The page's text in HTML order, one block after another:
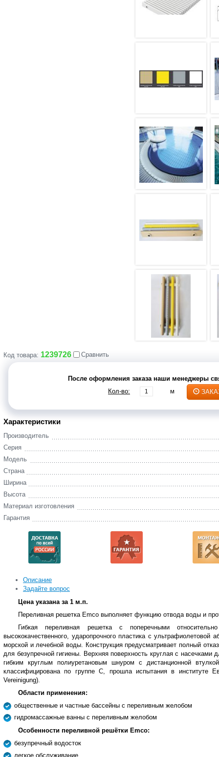
Код товара: 1239726 Сравнить
После оформления заказа наши менеджеры
Кол-во:
м
Характеристики
Производитель
Серия
Модель
Страна
Ширина
Высота
Материал изготовления
Гарантия
Описание
Задайте вопрос
Цена указана за 1 м.п.
Переливная решетка Emco выполняет функцию отвода воды и
Гибкая переливная решетка с поперечными
высококачественного, ударопрочного пластика с ультрафиолетовой
морской и лечебной воды. Конструкция предусматривает полный
для безупречной гигиены. Верхняя поверхность круглая с
гибким круглым полиуретановым шнуром с дистанционной
классифицирована по группе С, прошла испытания в институте
Vereinigung).
Области применения:
общественные и частные бассейны с переливным желобом
гидромассажные ванны с переливным желобом
Особенности переливной решётки Emco:
безупречный водосток
легкое обслуживание